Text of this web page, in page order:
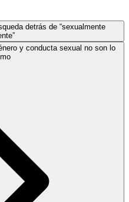
detrás de “sexualmente
y conducta sexual no son lo